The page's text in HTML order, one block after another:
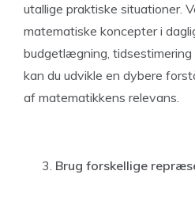
utallige praktiske situationer.
matematiske koncepter i
budgetlægning, tidsestimering
kan du udvikle en dybere
af matematikkens relevans.
Brug forskellige